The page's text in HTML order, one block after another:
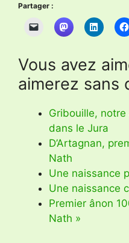
Partager :
Vous avez
aimerez sans
Gribouille,
dans le Jura
D’Artagnan,
Nath
Une naissance
Une naissance
Premier ânon
Nath »